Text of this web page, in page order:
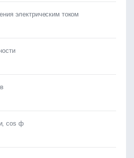
электрическим током
cos ф